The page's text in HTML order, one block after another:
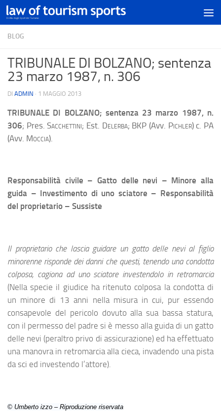
BLOG
TRIBUNALE DI BOLZANO; sentenza
23 marzo 1987, n. 306
DI ADMIN · 1 MAGGIO 2013
TRIBUNALE DI BOLZANO; sentenza 23 marzo 1987, n.
306; Pres. Sacchettini; Est. Delerba; BKP (Avv. Pichler) c. PA
(Avv. Moccia).
Responsabilità civile – Gatto delle nevi – Minore alla
guida – Investimento di uno sciatore – Responsabilità
del proprietario – Sussiste
Il proprietario che lascia guidare un gatto delle nevi al figlio
minorenne risponde dei danni che questi, tenendo una condotta
colposa, cagiona ad uno sciatore investendolo in retromarcia
(Nella specie il giudice ha ritenuto colposa la condotta di
un minore di 13 anni nella misura in cui, pur essendo
consapevole del pericolo dovuto alla sua bassa statura,
con il permesso del padre si è messo alla guida di un gatto
delle nevi (peraltro privo di assicurazione) ed ha effettuato
una manovra in retromarcia alla cieca, invadendo una pista
da sci ed investendo l’attore).
© Umberto izzo – Riproduzione riservata